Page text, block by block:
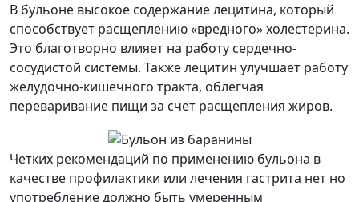
В бульоне высокое содержание лецитина, который
способствует расщеплению «вредного» холестерина.
Это благотворно влияет на работу сердечно-
сосудистой системы. Также лецитин улучшает работу
желудочно-кишечного тракта, облегчая
переваривание пищи за счет расщепления жиров.
Четких рекомендаций по применению бульона в
качестве профилактики или лечения гастрита нет но
употребление должно быть умеренным